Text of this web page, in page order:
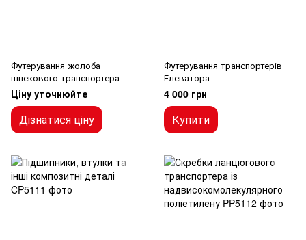
Футерування жолоба
шнекового транспортера
Ціну уточнюйте
Дізнатися ціну
Футерування транспортерів
Елеватора
4 000 грн
Купити